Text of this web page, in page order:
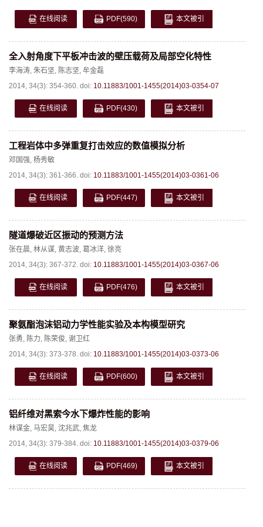
在线阅读 PDF(590) 本文被引
全入射角度下平板冲击波的壁压载荷及局部空化特性
李海涛, 朱石坚, 陈志坚, 牟金磊
2014, 34(3): 354-360. doi: 10.11883/1001-1455(2014)03-0354-07
在线阅读 PDF(430) 本文被引
工程岩体中多弹重复打击效应的数值模拟分析
邓国强, 杨秀敏
2014, 34(3): 361-366. doi: 10.11883/1001-1455(2014)03-0361-06
在线阅读 PDF(447) 本文被引
隧道爆破近区振动的预测方法
张在晨, 林从谋, 黄志波, 葛冰洋, 徐亮
2014, 34(3): 367-372. doi: 10.11883/1001-1455(2014)03-0367-06
在线阅读 PDF(476) 本文被引
聚氨酯泡沫铝动力学性能实验及本构模型研究
张勇, 陈力, 陈荣俊, 谢卫红
2014, 34(3): 373-378. doi: 10.11883/1001-1455(2014)03-0373-06
在线阅读 PDF(600) 本文被引
铝纤维对黑索今水下爆炸性能的影响
林谋金, 马宏昊, 沈兆武, 焦龙
2014, 34(3): 379-384. doi: 10.11883/1001-1455(2014)03-0379-06
在线阅读 PDF(469) 本文被引